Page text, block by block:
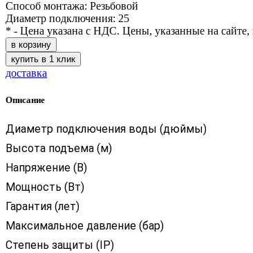
Способ монтажа: Резьбовой
Диаметр подключения: 25
* - Цена указана с НДС. Цены, указанные на
в корзину
купить в 1 клик
доставка
Описание
Диаметр подключения воды (дюймы)
Высота подъема (м)
Напряжение (В)
Мощность (Вт)
Гарантия (лет)
Максимальное давление (бар)
Степень защиты (IP)